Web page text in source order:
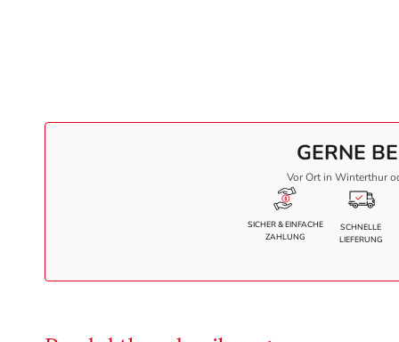
GERNE
Vor Ort in Winterthur
SICHER & EINFACHE
ZAHLUNG
SCHNELLE
LIEFERUNG